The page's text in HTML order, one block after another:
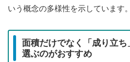
いう概念の多様性を示しています。
面積だけでなく「成り立
選ぶのがおすすめ